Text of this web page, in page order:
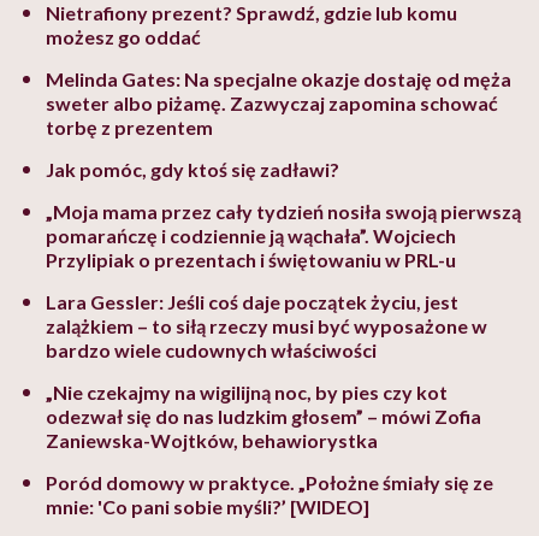
Nietrafiony prezent? Sprawdź, gdzie lub komu
możesz go oddać
Melinda Gates: Na specjalne okazje dostaję od męża
sweter albo piżamę. Zazwyczaj zapomina schować
torbę z prezentem
Jak pomóc, gdy ktoś się zadławi?
„Moja mama przez cały tydzień nosiła swoją pierwszą
pomarańczę i codziennie ją wąchała”. Wojciech
Przylipiak o prezentach i świętowaniu w PRL-u
Lara Gessler: Jeśli coś daje początek życiu, jest
zalążkiem – to siłą rzeczy musi być wyposażone w
bardzo wiele cudownych właściwości
„Nie czekajmy na wigilijną noc, by pies czy kot
odezwał się do nas ludzkim głosem” – mówi Zofia
Zaniewska-Wojtków, behawiorystka
Poród domowy w praktyce. „Położne śmiały się ze
mnie: 'Co pani sobie myśli?’ [WIDEO]